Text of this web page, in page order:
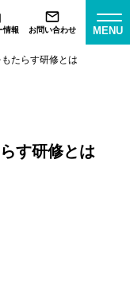
情報 お問い合わせ MENU
たらす研修とは
す研修とは